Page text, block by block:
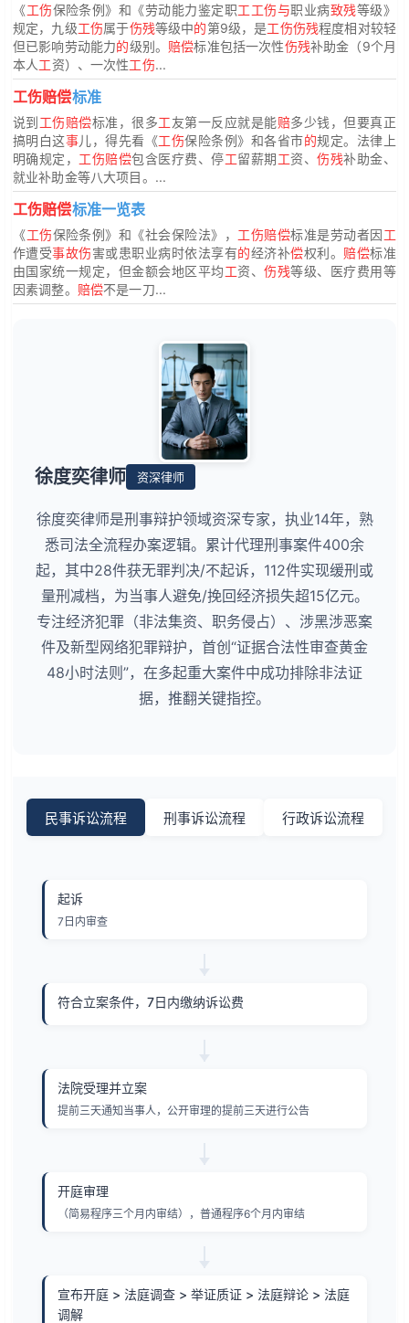
《工伤保险条例》和《劳动能力鉴定职工工伤与职业病致残等级》
规定，九级工伤属于伤残等级中的第9级，是工伤伤残程度相对较轻
但已影响劳动能力的级别。 赔偿标准包括一次性伤残补助金（9个月
本人工资）、一次性工伤...
工伤赔偿标准
说到工伤赔偿标准，很多工友第一反应就是能赔多少钱，但要真正
搞明白这事儿，得先看《工伤保险条例》和各省市的规定。法律上
明确规定， 工伤赔偿包含医疗费、停工留薪期工资、伤残补助金、
就业补助金等八大项目。...
工伤赔偿标准一览表
《工伤保险条例》和《社会保险法》， 工伤赔偿标准是劳动者因工
作遭受事故伤害或患职业病时依法享有的经济补偿权利。 赔偿标准
由国家统一规定，但金额会地区平均工资、伤残等级、医疗费用等
因素调整。 赔偿不是一刀...
徐度奕律师 资深律师
徐度奕律师是刑事辩护领域资深专家，执业14年，熟
悉司法全流程办案逻辑。累计代理刑事案件400余
起，其中28件获无罪判决/不起诉，112件实现缓刑或
量刑减档，为当事人避免/挽回经济损失超15亿元。
专注经济犯罪（非法集资、职务侵占）、涉黑涉恶案
件及新型网络犯罪辩护，首创“证据合法性审查黄金
48小时法则”，在多起重大案件中成功排除非法证
据，推翻关键指控。
民事诉讼流程 刑事诉讼流程 行政诉讼流程
起诉
7日内审查
符合立案条件，7日内缴纳诉讼费
法院受理并立案
提前三天通知当事人，公开审理的提前三天进行公告
开庭审理
（简易程序三个月内审结），普通程序6个月内审结
宣布开庭 > 法庭调查 > 举证质证 > 法庭辩论 > 法庭
调解